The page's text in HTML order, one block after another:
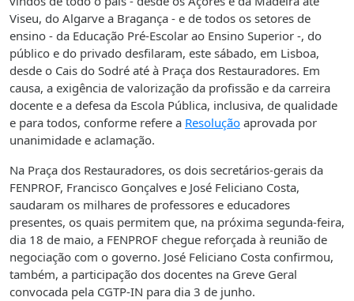
Viseu, do Algarve a Bragança - e de todos os setores de
ensino - da Educação Pré-Escolar ao Ensino Superior -, do
público e do privado desfilaram, este sábado, em Lisboa,
desde o Cais do Sodré até à Praça dos Restauradores. Em
causa, a exigência de valorização da profissão e da carreira
docente e a defesa da Escola Pública, inclusiva, de qualidade
e para todos, conforme refere a Resolução aprovada por
unanimidade e aclamação.
Na Praça dos Restauradores, os dois secretários-gerais da
FENPROF, Francisco Gonçalves e José Feliciano Costa,
saudaram os milhares de professores e educadores
presentes, os quais permitem que, na próxima segunda-feira,
dia 18 de maio, a FENPROF chegue reforçada à reunião de
negociação com o governo. José Feliciano Costa confirmou,
também, a participação dos docentes na Greve Geral
convocada pela CGTP-IN para dia 3 de junho.